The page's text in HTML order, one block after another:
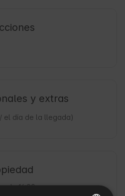
y extras
/ el día de la llegada)
16:00